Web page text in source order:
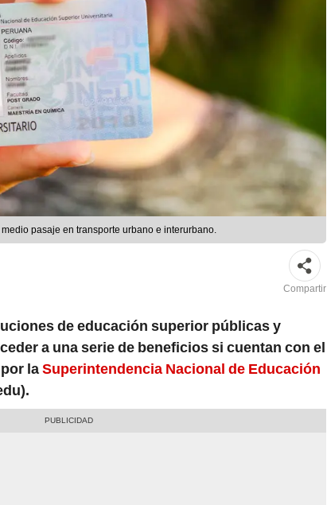
pasaje en transporte urbano e interurbano.
Compartir
de educación superior públicas y
a una serie de beneficios si cuentan con el
laSuperintendencia Nacional de Educación